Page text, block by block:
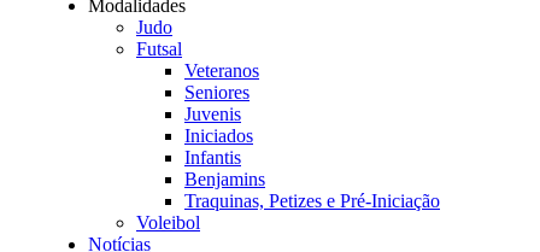
Modalidades
Judo
Futsal
Veteranos
Seniores
Juvenis
Iniciados
Infantis
Benjamins
Traquinas, Petizes e Pré-Iniciação
Voleibol
Notícias